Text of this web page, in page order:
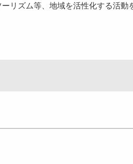
リズム等、地域を活性化する活動